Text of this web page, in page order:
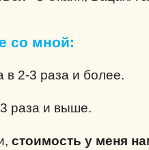
со мной:
в 2-3 раза и более.
раза и выше.
стоимость у меня